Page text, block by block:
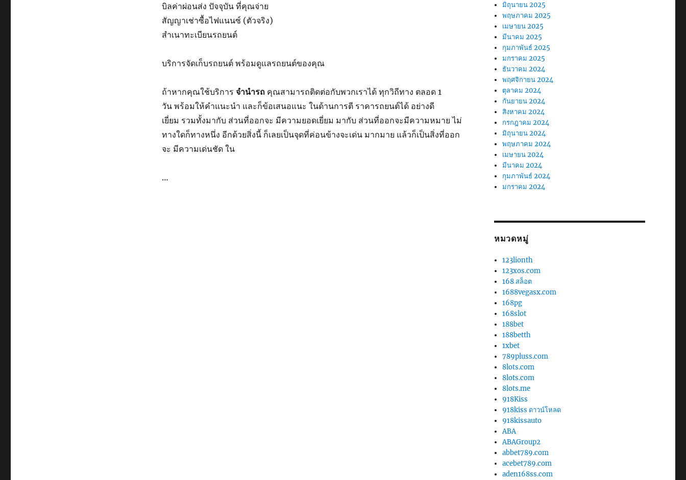
บิลค่าผ่อนส่ง ปัจจุบัน ที่คุณจ่าย
สัญญาเช่าซื้อไฟแนนซ์ (ตัวจริง)
สำเนาทะเบียนรถยนต์
บริการจัดเก็บรถยนต์ พร้อมดูแลรถยนต์ของคุณ
ถ้าหากคุณใช้บริการ จำนำรถ คุณสามารถติดต่อกับพวกเราได้ ทุกวิถีทาง ตลอด 1
วัน พร้อมให้คำแนะนำ และก็ข้อเสนอแนะ ในด้านการตี ราคารถยนต์ได้ อย่างดี
เยี่ยม รวมทั้งมากับ ส่วนที่ออกจะ มีความยอดเยี่ยม มากับ ส่วนที่ออกจะมีความหมาย ไม่
ทางใดก็ทางหนึ่ง อีกด้วยสิ่งนี้ ก็เลยเป็นจุดที่ค่อนข้างจะเด่น มากมาย แล้วก็เป็นสิ่งที่ออก
จะ มีความเด่นชัด ใน
…
มิถุนายน 2025
พฤษภาคม 2025
เมษายน 2025
มีนาคม 2025
กุมภาพันธ์ 2025
มกราคม 2025
ธันวาคม 2024
พฤศจิกายน 2024
ตุลาคม 2024
กันยายน 2024
สิงหาคม 2024
กรกฎาคม 2024
มิถุนายน 2024
พฤษภาคม 2024
เมษายน 2024
มีนาคม 2024
กุมภาพันธ์ 2024
มกราคม 2024
หมวดหมู่
123lionth
123xos.com
168 สล็อต
1688vegasx.com
168pg
168slot
188bet
188betth
1xbet
789pluss.com
8lots.com
8lots.com
8lots.me
918Kiss
918kiss ดาวน์โหลด
918kissauto
ABA
ABAGroup2
abbet789.com
acebet789.com
aden168ss.com